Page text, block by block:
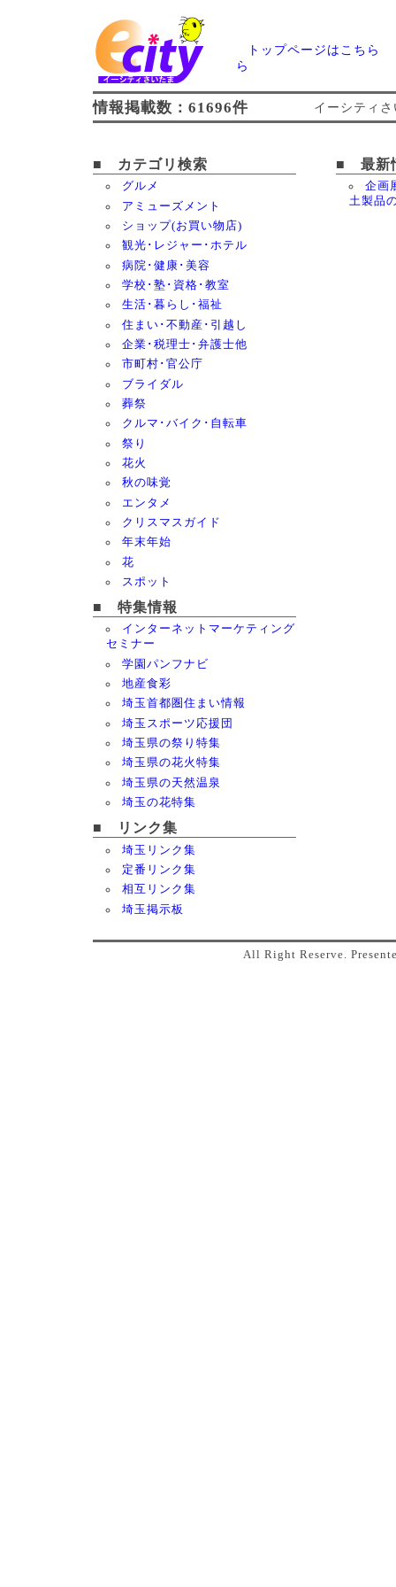
トップページはこちら
ら
情報掲載数：61696件 イーシティ
■ カテゴリ検索
グルメ
アミューズメント
ショップ(お買い物店)
観光･レジャー･ホテル
病院･健康･美容
学校･塾･資格･教室
生活･暮らし･福祉
住まい･不動産･引越し
企業･税理士･弁護士他
市町村･官公庁
ブライダル
葬祭
クルマ･バイク･自転車
祭り
花火
秋の味覚
エンタメ
クリスマスガイド
年末年始
花
スポット
■ 特集情報
インターネットマーケティング
セミナー
学園パンフナビ
地産食彩
埼玉首都圏住まい情報
埼玉スポーツ応援団
埼玉県の祭り特集
埼玉県の花火特集
埼玉県の天然温泉
埼玉の花特集
■ リンク集
埼玉リンク集
定番リンク集
相互リンク集
埼玉掲示板
■ 最新
企画
土製品
All Right Reserve.